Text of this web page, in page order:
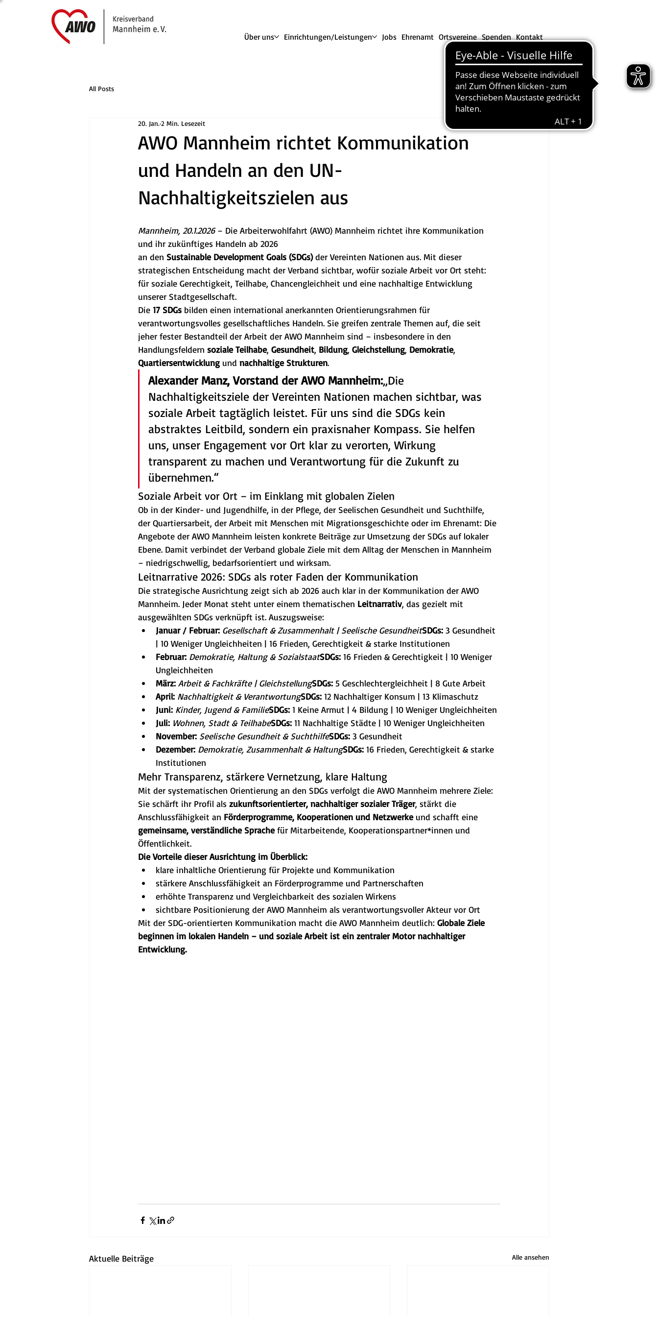
Über uns Einrichtungen/Leistungen Jobs Ehrenamt Ortsvereine Spenden Kontakt
All Posts
AWO Mannheim richtet Kommunikation
und Handeln an den UN-
Nachhaltigkeitszielen aus
20. Jan.2 Min. Lesezeit
Mannheim, 20.1.2026 – Die Arbeiterwohlfahrt (AWO) Mannheim richtet ihre Kommunikation
und ihr zukünftiges Handeln ab 2026
an den Sustainable Development Goals (SDGs) der Vereinten Nationen aus. Mit dieser
strategischen Entscheidung macht der Verband sichtbar, wofür soziale Arbeit vor Ort steht:
für soziale Gerechtigkeit, Teilhabe, Chancengleichheit und eine nachhaltige Entwicklung
unserer Stadtgesellschaft.
Die 17 SDGs bilden einen international anerkannten Orientierungsrahmen für
verantwortungsvolles gesellschaftliches Handeln. Sie greifen zentrale Themen auf, die seit
jeher fester Bestandteil der Arbeit der AWO Mannheim sind – insbesondere in den
Handlungsfeldern soziale Teilhabe, Gesundheit, Bildung, Gleichstellung, Demokratie,
Quartiersentwicklung und nachhaltige Strukturen.
Alexander Manz, Vorstand der AWO Mannheim:„Die
Nachhaltigkeitsziele der Vereinten Nationen machen sichtbar, was
soziale Arbeit tagtäglich leistet. Für uns sind die SDGs kein
abstraktes Leitbild, sondern ein praxisnaher Kompass. Sie helfen
uns, unser Engagement vor Ort klar zu verorten, Wirkung
transparent zu machen und Verantwortung für die Zukunft zu
übernehmen.“
Soziale Arbeit vor Ort – im Einklang mit globalen Zielen
Ob in der Kinder- und Jugendhilfe, in der Pflege, der Seelischen Gesundheit und Suchthilfe,
der Quartiersarbeit, der Arbeit mit Menschen mit Migrationsgeschichte oder im Ehrenamt: Die
Angebote der AWO Mannheim leisten konkrete Beiträge zur Umsetzung der SDGs auf lokaler
Ebene. Damit verbindet der Verband globale Ziele mit dem Alltag der Menschen in Mannheim
– niedrigschwellig, bedarfsorientiert und wirksam.
Leitnarrative 2026: SDGs als roter Faden der Kommunikation
Die strategische Ausrichtung zeigt sich ab 2026 auch klar in der Kommunikation der AWO
Mannheim. Jeder Monat steht unter einem thematischen Leitnarrativ, das gezielt mit
ausgewählten SDGs verknüpft ist. Auszugsweise:
Januar / Februar: Gesellschaft & Zusammenhalt | Seelische GesundheitSDGs: 3 Gesundheit
| 10 Weniger Ungleichheiten | 16 Frieden, Gerechtigkeit & starke Institutionen
Februar: Demokratie, Haltung & SozialstaatSDGs: 16 Frieden & Gerechtigkeit | 10 Weniger
Ungleichheiten
März: Arbeit & Fachkräfte | GleichstellungSDGs: 5 Geschlechtergleichheit | 8 Gute Arbeit
April: Nachhaltigkeit & VerantwortungSDGs: 12 Nachhaltiger Konsum | 13 Klimaschutz
Juni: Kinder, Jugend & FamilieSDGs: 1 Keine Armut | 4 Bildung | 10 Weniger Ungleichheiten
Juli: Wohnen, Stadt & TeilhabeSDGs: 11 Nachhaltige Städte | 10 Weniger Ungleichheiten
November: Seelische Gesundheit & SuchthilfeSDGs: 3 Gesundheit
Dezember: Demokratie, Zusammenhalt & HaltungSDGs: 16 Frieden, Gerechtigkeit & starke
Institutionen
Mehr Transparenz, stärkere Vernetzung, klare Haltung
Mit der systematischen Orientierung an den SDGs verfolgt die AWO Mannheim mehrere Ziele:
Sie schärft ihr Profil als zukunftsorientierter, nachhaltiger sozialer Träger, stärkt die
Anschlussfähigkeit an Förderprogramme, Kooperationen und Netzwerke und schafft eine
gemeinsame, verständliche Sprache für Mitarbeitende, Kooperationspartner*innen und
Öffentlichkeit.
Die Vorteile dieser Ausrichtung im Überblick:
klare inhaltliche Orientierung für Projekte und Kommunikation
stärkere Anschlussfähigkeit an Förderprogramme und Partnerschaften
erhöhte Transparenz und Vergleichbarkeit des sozialen Wirkens
sichtbare Positionierung der AWO Mannheim als verantwortungsvoller Akteur vor Ort
Mit der SDG-orientierten Kommunikation macht die AWO Mannheim deutlich: Globale Ziele
beginnen im lokalen Handeln – und soziale Arbeit ist ein zentraler Motor nachhaltiger
Entwicklung.
Aktuelle Beiträge Alle ansehen